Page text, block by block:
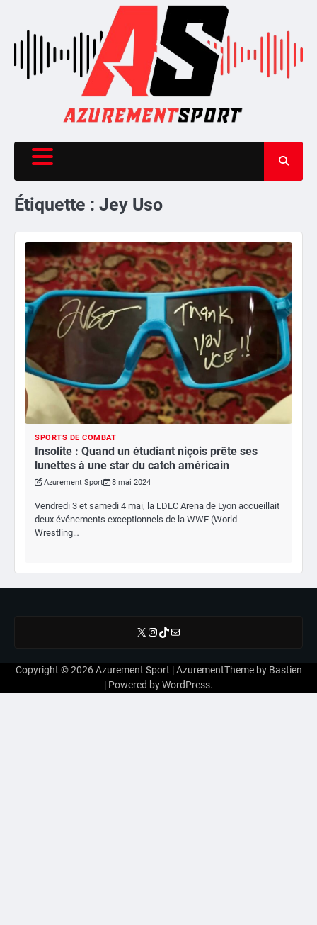
content
Étiquette : Jey Uso
SPORTS DE COMBAT
Insolite : Quand un étudiant niçois prête ses
lunettes à une star du catch américain
Azurement Sport 8 mai 2024
Vendredi 3 et samedi 4 mai, la LDLC Arena de Lyon accueillait
deux événements exceptionnels de la WWE (World
Wrestling…
X Instagram
TikTok
E-mail
Copyright © 2026Azurement Sport | AzurementTheme by Bastien
| Powered byWordPress.